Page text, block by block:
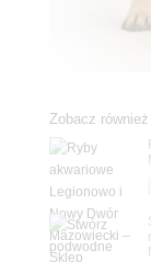
Zobacz również